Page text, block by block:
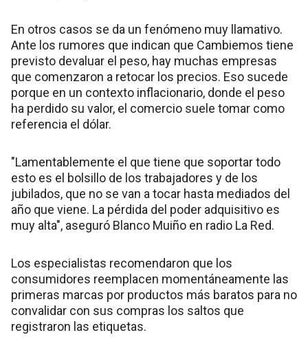
En otros casos se da un fenómeno muy llamativo.
Ante los rumores que indican que Cambiemos tiene
previsto devaluar el peso, hay muchas empresas
que comenzaron a retocar los precios. Eso sucede
porque en un contexto inflacionario, donde el peso
ha perdido su valor, el comercio suele tomar como
referencia el dólar.
"Lamentablemente el que tiene que soportar todo
esto es el bolsillo de los trabajadores y de los
jubilados, que no se van a tocar hasta mediados del
año que viene. La pérdida del poder adquisitivo es
muy alta", aseguró Blanco Muiño en radio La Red.
Los especialistas recomendaron que los
consumidores reemplacen momentáneamente las
primeras marcas por productos más baratos para no
convalidar con sus compras los saltos que
registraron las etiquetas.